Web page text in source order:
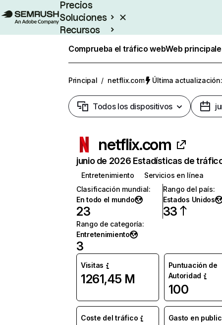
Precios
Soluciones
Recursos
Comprueba el tráfico webWeb
Principal / netflix.com Última
Todos los dispositivos
netflix.com
junio de 2026 Estadísticas de
Entretenimiento
Servicios en línea
Clasificación mundial:
En todo el mundo
23
Rango del país:
Estados Unidos
33
Rango de categoría:
Entretenimiento
3
Visitas
1261,45 M
Puntuación de
Autoridad
100
Coste del tráfico Gasto en